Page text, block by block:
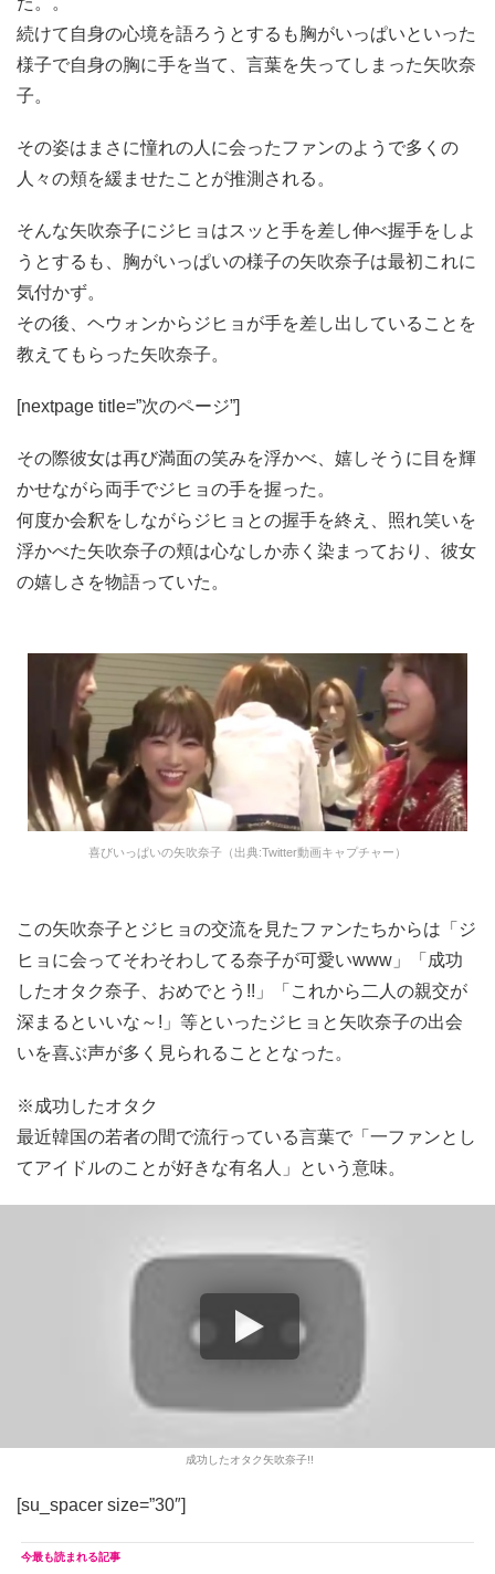
続けて自身の心境を語ろうとするも胸がいっぱいといった
様子で自身の胸に手を当て、言葉を失ってしまった矢吹奈
子。
その姿はまさに憧れの人に会ったファンのようで多くの
人々の頬を緩ませたことが推測される。
そんな矢吹奈子にジヒョはスッと手を差し伸べ握手をしよ
うとするも、胸がいっぱいの様子の矢吹奈子は最初これに
気付かず。
その後、ヘウォンからジヒョが手を差し出していることを
教えてもらった矢吹奈子。
[nextpage title=”次のページ”]
その際彼女は再び満面の笑みを浮かべ、嬉しそうに目を輝
かせながら両手でジヒョの手を握った。
何度か会釈をしながらジヒョとの握手を終え、照れ笑いを
浮かべた矢吹奈子の頬は心なしか赤く染まっており、彼女
の嬉しさを物語っていた。
喜びいっぱいの矢吹奈子（出典:Twitter動画キャプチャー）
この矢吹奈子とジヒョの交流を見たファンたちからは「ジ
ヒョに会ってそわそわしてる奈子が可愛いwww」「成功
したオタク奈子、おめでとう!!」「これから二人の親交が
深まるといいな～!」等といったジヒョと矢吹奈子の出会
いを喜ぶ声が多く見られることとなった。
※成功したオタク
最近韓国の若者の間で流行っている言葉で「一ファンとし
てアイドルのことが好きな有名人」という意味。
成功したオタク矢吹奈子!!
[su_spacer size=”30″]